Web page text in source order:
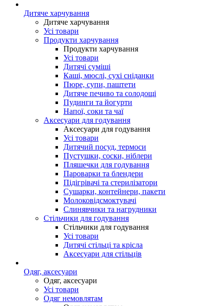
Дитяче харчування
Дитяче харчування
Усі товари
Продукти харчування
Продукти харчування
Усі товари
Дитячі суміші
Каші, мюслі, сухі сніданки
Пюре, супи, паштети
Дитяче печиво та солодощі
Пудинги та йогурти
Напої, соки та чаї
Аксесуари для годування
Аксесуари для годування
Усі товари
Дитячий посуд, термоси
Пустушки, соски, ніблери
Пляшечки для годування
Пароварки та блендери
Підігрівачі та стерилізатори
Сушарки, контейнери, пакети
Молоковідсмоктувачі
Слинявчики та нагрудники
Стільчики для годування
Стільчики для годування
Усі товари
Дитячі стільці та крісла
Аксесуари для стільців
Одяг, аксесуари
Одяг, аксесуари
Усі товари
Одяг немовлятам